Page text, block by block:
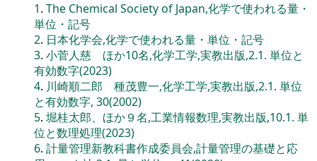
1. The Chemical Society of Japan,化学で使われる量・
単位・記号
2. 日本化学会,化学で使われる量・単位・記号
3. 小菅人慈 ほか10名,化学工学,実教出版,2.1. 単位と
有効数字(2023)
4. 川崎順二郎 種茂豊一,化学工学,実教出版,2.1. 単位
と有効数字, 30(2002)
5. 堀桂太郎、ほか９名,工業情報数理,実教出版,10.1. 単
位と数理処理(2023)
6. 計量管理新教科書作成委員会,計量管理の基礎と応